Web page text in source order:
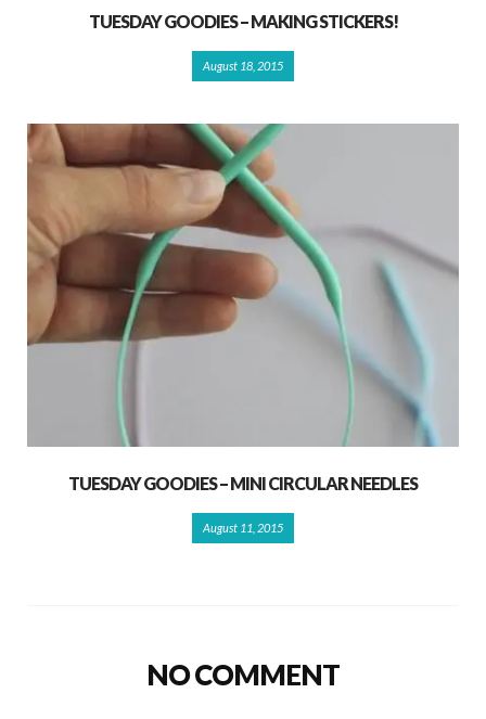
TUESDAY GOODIES – MAKING STICKERS!
August 18, 2015
TUESDAY GOODIES – MINI CIRCULAR NEEDLES
August 11, 2015
NO COMMENT